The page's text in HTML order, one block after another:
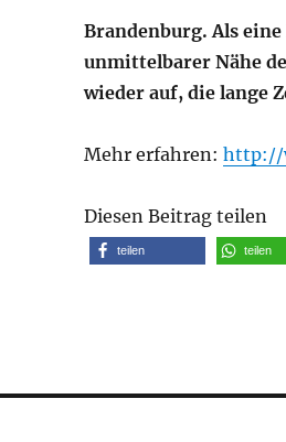
Brandenburg. Als
unmittelbarer Nähe
wieder auf, die lange
Mehr erfahren: http://
Diesen Beitrag teilen
teilen teilen